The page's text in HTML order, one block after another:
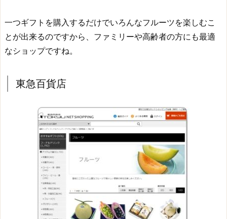
一つギフトを購入するだけでいろんなフルーツを楽しむこ
とが出来るのですから、ファミリーや高齢者の方にも最適
なショップですね。
東急百貨店